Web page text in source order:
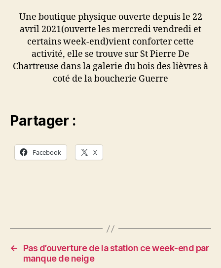
Une boutique physique ouverte depuis le 22
avril 2021(ouverte les mercredi vendredi et
certains week-end)vient conforter cette
activité, elle se trouve sur St Pierre De
Chartreuse dans la galerie du bois des lièvres à
coté de la boucherie Guerre
Partager :
Facebook X
←
Pas d’ouverture de la station ce week-end par
manque de neige